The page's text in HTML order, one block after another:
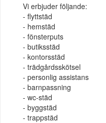
Vi erbjuder följande:
- flyttstäd
- hemstäd
- fönsterputs
- butiksstäd
- kontorsstäd
- trädgårdsskötsel
- personlig assistans
- barnpassning
- wc-städ
- byggstäd
- trappstäd